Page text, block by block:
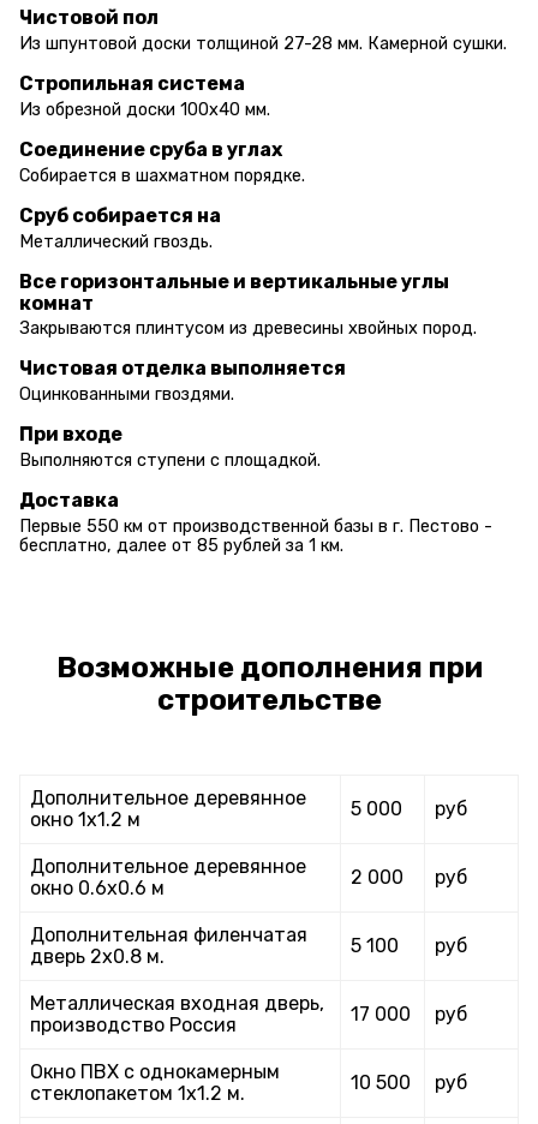
Чистовой пол
Из шпунтовой доски толщиной 27-28 мм. Камерной сушки.
Стропильная система
Из обрезной доски 100х40 мм.
Соединение сруба в углах
Собирается в шахматном порядке.
Сруб собирается на
Металлический гвоздь.
Все горизонтальные и вертикальные углы
комнат
Закрываются плинтусом из древесины хвойных пород.
Чистовая отделка выполняется
Оцинкованными гвоздями.
При входе
Выполняются ступени с площадкой.
Доставка
Первые 550 км от производственной базы в г. Пестово -
бесплатно, далее от 85 рублей за 1 км.
Возможные дополнения при
строительстве
Дополнительное деревянное
окно 1х1.2 м
5 000 руб
Дополнительное деревянное
окно 0.6х0.6 м
2 000 руб
Дополнительная филенчатая
дверь 2х0.8 м.
5 100 руб
Металлическая входная дверь,
производство Россия
17 000 руб
Окно ПВХ с однокамерным
стеклопакетом 1х1.2 м.
10 500 руб